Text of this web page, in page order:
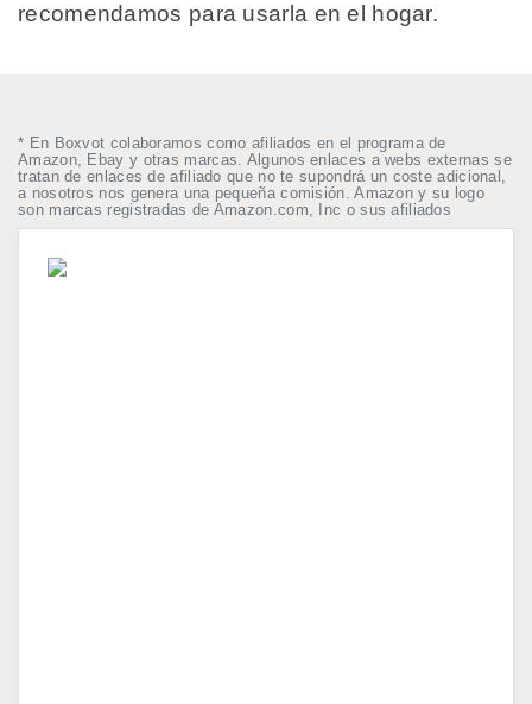
recomendamos para usarla en el hogar.
* En Boxvot colaboramos como afiliados en el programa de
Amazon, Ebay y otras marcas. Algunos enlaces a webs externas se
tratan de enlaces de afiliado que no te supondrá un coste adicional,
a nosotros nos genera una pequeña comisión. Amazon y su logo
son marcas registradas de Amazon.com, Inc o sus afiliados